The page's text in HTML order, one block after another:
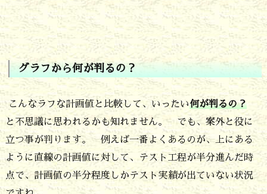
フ
か
何
が
判
る
の？
8.
グラフから何が判るの？
こんなラフな計画値と比較して、いったい何が判るの？
と不思議に思われるかも知れません。 でも、案外と役に
立つ事が判ります。 例えば一番よくあるのが、上にある
ように直線の計画値に対して、テスト工程が半分進んだ時
点で、計画値の半分程度しかテスト実績が出ていない状況